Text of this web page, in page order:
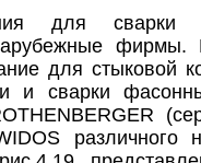
для сварки
для стыковой
и сварки
различного